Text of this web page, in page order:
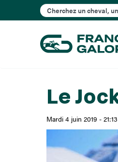
Le
Mardi 4 juin 2019 - 21:13